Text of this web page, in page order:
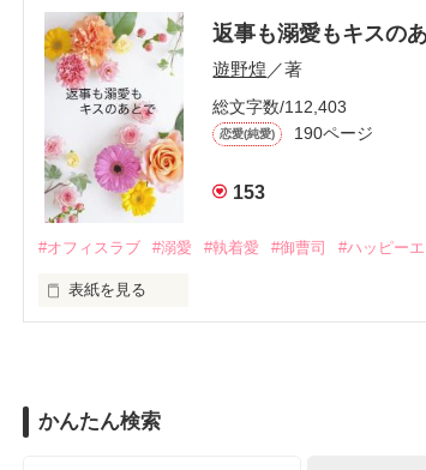
甘やかしてくる。
そんなある日、哲平は美桜がストーカー被害に
遭っていることを知る。
美桜を守るため、哲平は同居を提案してきて――
夏木美桜(なつきみお)
✕
鳴海哲平 (なるみてっぺい)
止まっていたはずの二人の時間が、再び動き出す
帰国後、美桜は新しい職場でワンナイトした美
も関わらず、一族を離れて起業した新進気鋭の
人だったのだ――！
なぜか恭司から飼い猫の世話係を命じられた
返事も溺愛もキスの
遊野煌 ／著
総文字数/112,403
恋愛(純愛) 190ページ
153
#オフィスラブ #溺愛 #執着愛 #御曹司 #ハッピー
表紙を見る
雪瀬鷹哉（29）が『──俺と結婚してくれないか
かんたん検索